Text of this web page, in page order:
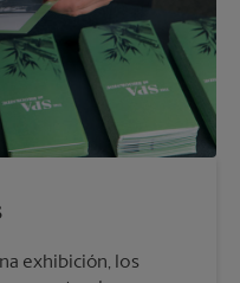
exhibición, los